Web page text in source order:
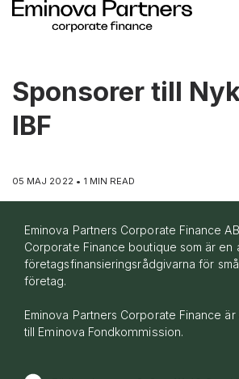
Sponsorer till
IBF
05 MAJ 2022 • 1 MIN READ
Eminova Partners Corporate Finance
Corporate Finance boutique som är en
företagsfinansieringsrådgivarna för
företag.
Eminova Partners Corporate Finance
till Eminova Fondkommission.